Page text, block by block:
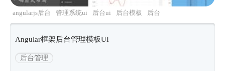
angularjs后台 管理系统ui 后台ui 后台模板
后台
前端页面
Angular框架后台管理模板UI
后台管理